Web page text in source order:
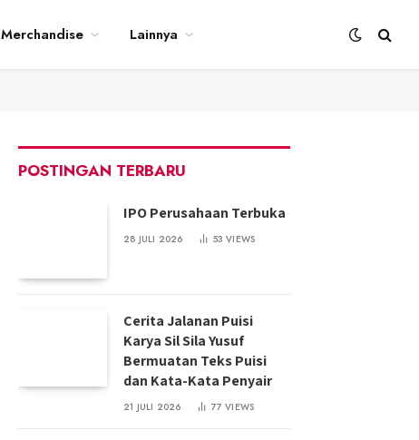
Merchandise Lainnya
POSTINGAN TERBARU
IPO Perusahaan Terbuka
28 JULI 2026 53VIEWS
Cerita Jalanan Puisi
Karya Sil Sila Yusuf
Bermuatan Teks Puisi
dan Kata-Kata Penyair
21 JULI 2026 77VIEWS